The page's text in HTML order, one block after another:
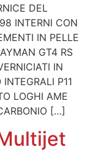
DEL
INTERNI CON
IN PELLE
GT4 RS
IN
P11
LOGHI AME
[…]